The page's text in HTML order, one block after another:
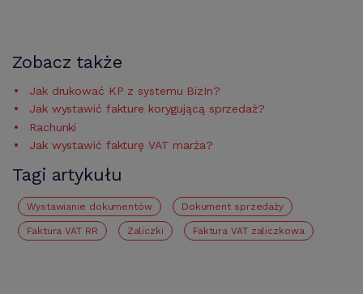
Zobacz także
Jak drukować KP z systemu BizIn?
Jak wystawić fakture korygującą sprzedaż?
Rachunki
Jak wystawić fakturę VAT marża?
Tagi artykułu
Wystawianie dokumentów Dokument sprzedaży
Faktura VAT RR zaliczki Faktura VAT zaliczkowa